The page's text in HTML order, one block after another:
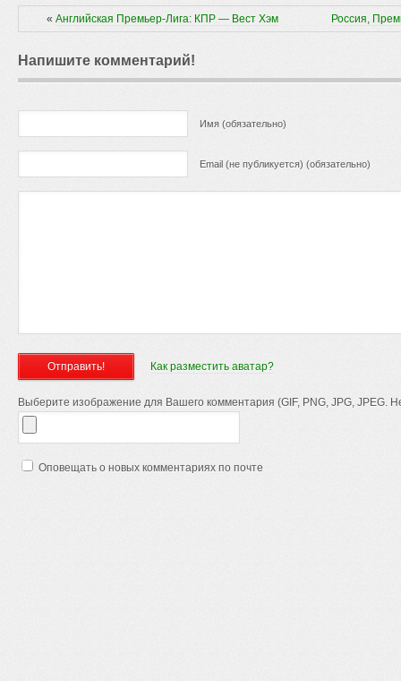
« Английская Премьер-Лига: КПР — Вест Хэм Россия,
Напишите комментарий!
Имя (обязательно)
Email (не публикуется) (обязательно)
Как разместить аватар?
Выберите изображение для Вашего комментария (GIF, PNG, JPG, JPEG.
Оповещать о новых комментариях по почте